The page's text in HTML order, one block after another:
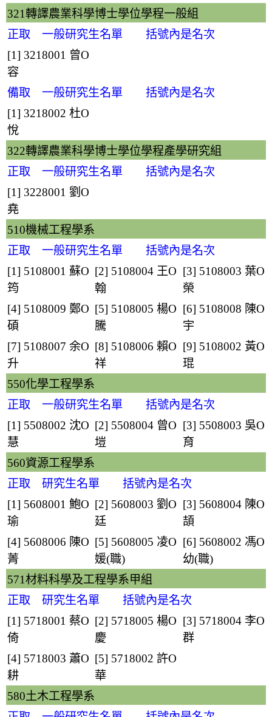
321轉譯農業科學博士學位學程一般組
正取 一般研究生名單 括號內是名次
[1] 3218001 曾O
容
備取 一般研究生名單 括號內是名次
[1] 3218002 杜O
悅
322轉譯農業科學博士學位學程產學研究組
正取 一般研究生名單 括號內是名次
[1] 3228001 劉O
堯
510機械工程學系
正取 一般研究生名單 括號內是名次
[1] 5108001 蘇O
筠
[2] 5108004 王O
翰
[3] 5108003 葉O
榮
[4] 5108009 鄭O
碩
[5] 5108005 楊O
騰
[6] 5108008 陳O
宇
[7] 5108007 余O
升
[8] 5108006 賴O
祥
[9] 5108002 黃O
琨
550化學工程學系
正取 一般研究生名單 括號內是名次
[1] 5508002 沈O
慧
[2] 5508004 曾O
塏
[3] 5508003 吳O
育
560資源工程學系
正取 研究生名單 括號內是名次
[1] 5608001 鮑O
瑜
[2] 5608003 劉O
廷
[3] 5608004 陳O
頡
[4] 5608006 陳O
菁
[5] 5608005 凌O
媛(職)
[6] 5608002 馮O
幼(職)
571材料科學及工程學系甲組
正取 研究生名單 括號內是名次
[1] 5718001 蔡O
倚
[2] 5718005 楊O
慶
[3] 5718004 李O
群
[4] 5718003 蕭O
耕
[5] 5718002 許O
華
580土木工程學系